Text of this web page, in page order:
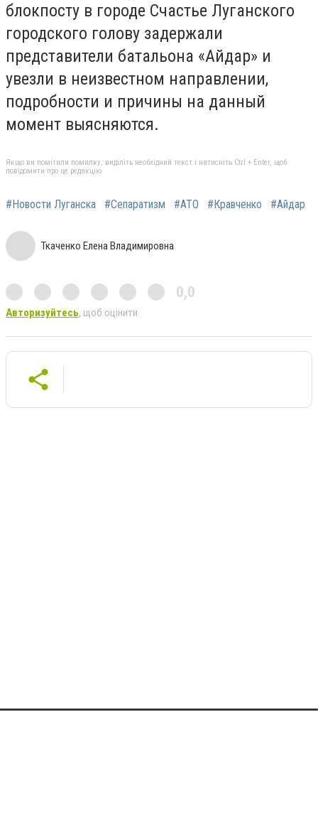
блокпосту в городе Счастье Луганского
городского голову задержали
представители батальона «Айдар» и
увезли в неизвестном направлении,
подробности и причины на данный
момент выясняются.
Якщо ви помітили помилку, виділіть необхідний текст і натисніть Ctrl + Enter, щоб
повідомити про це редакцію
#Новости Луганска #Сепаратизм #АТО #Кравченко #Айдар
Ткаченко Елена Владимировна
0,0
Авторизуйтесь, щоб оцінити